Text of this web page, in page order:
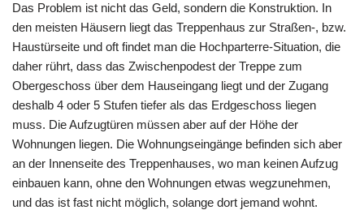
Das Problem ist nicht das Geld, sondern die Konstruktion. In
den meisten Häusern liegt das Treppenhaus zur Straßen-, bzw.
Haustürseite und oft findet man die Hochparterre-Situation, die
daher rührt, dass das Zwischenpodest der Treppe zum
Obergeschoss über dem Hauseingang liegt und der Zugang
deshalb 4 oder 5 Stufen tiefer als das Erdgeschoss liegen
muss. Die Aufzugtüren müssen aber auf der Höhe der
Wohnungen liegen. Die Wohnungseingänge befinden sich aber
an der Innenseite des Treppenhauses, wo man keinen Aufzug
einbauen kann, ohne den Wohnungen etwas wegzunehmen,
und das ist fast nicht möglich, solange dort jemand wohnt.